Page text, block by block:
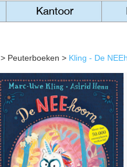
> Peuterboeken > Kling - De